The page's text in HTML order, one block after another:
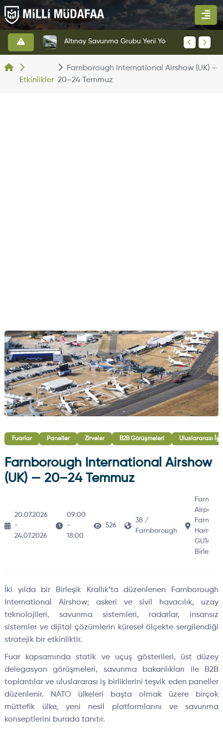
Etkinlikler
Farnborough International Airshow (UK) —
20–24 Temmuz
Fuarlar Paneller Zirveler B2B Görüşmeleri Uluslararası
Farnborough International Airshow
(UK) — 20–24 Temmuz
20.07.2026
-
24.07.2026
09:00
-
18:00
526
38 /
Farnborough
Airport,
GU14
Birleşik
İki yılda bir Birleşik Krallık’ta düzenlenen Farnborough
International Airshow; askeri ve sivil havacılık, uzay
teknolojileri, savunma sistemleri, radarlar, insansız
sistemler ve dijital çözümlerin küresel ölçekte sergilendiği
stratejik bir etkinliktir.
Fuar kapsamında statik ve uçuş gösterileri, üst düzey
delegasyon görüşmeleri, savunma bakanlıkları ile B2B
toplantılar ve uluslararası iş birliklerini teşvik eden paneller
düzenlenir. NATO ülkeleri başta olmak üzere birçok
müttefik ülke, yeni nesil platformlarını ve savunma
konseptlerini burada tanıtır.